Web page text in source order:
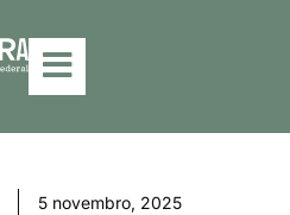
5 novembro, 2025